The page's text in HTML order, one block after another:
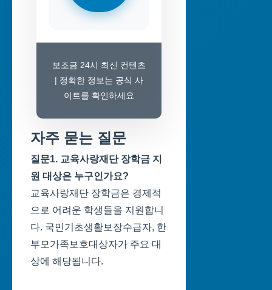
보조금 24시 최신 컨텐츠
| 정확한 정보는 공식 사
이트를 확인하세요
자주 묻는 질문
질문1. 교육사랑재단 장학금 지
원 대상은 누구인가요?
교육사랑재단 장학금은 경제적
으로 어려운 학생들을 지원합니
다. 국민기초생활보장수급자, 한
부모가족보호대상자가 주요 대
상에 해당됩니다.